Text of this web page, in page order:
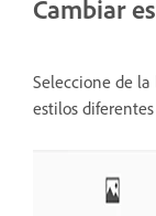
Cambiar
Seleccione de
estilos